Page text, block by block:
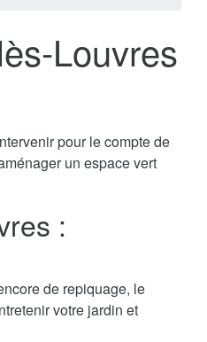
Louvres
pour le compte de
un espace vert
:
de repiquage, le
votre jardin et